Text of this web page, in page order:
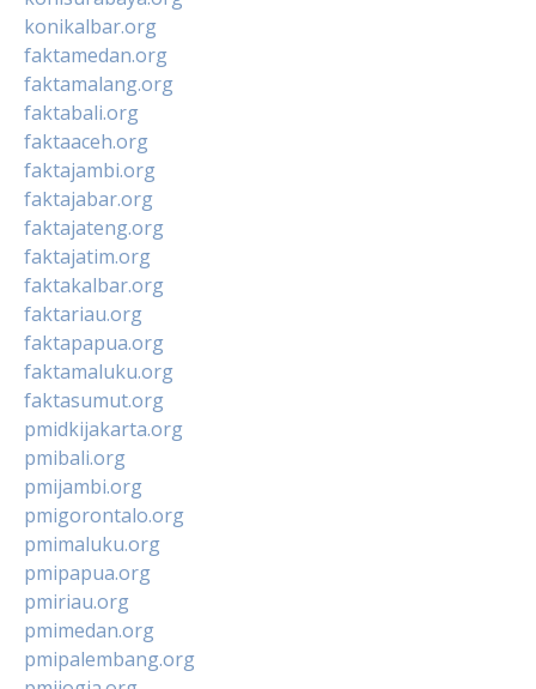
konikalbar.org
faktamedan.org
faktamalang.org
faktabali.org
faktaaceh.org
faktajambi.org
faktajabar.org
faktajateng.org
faktajatim.org
faktakalbar.org
faktariau.org
faktapapua.org
faktamaluku.org
faktasumut.org
pmidkijakarta.org
pmibali.org
pmijambi.org
pmigorontalo.org
pmimaluku.org
pmipapua.org
pmiriau.org
pmimedan.org
pmipalembang.org